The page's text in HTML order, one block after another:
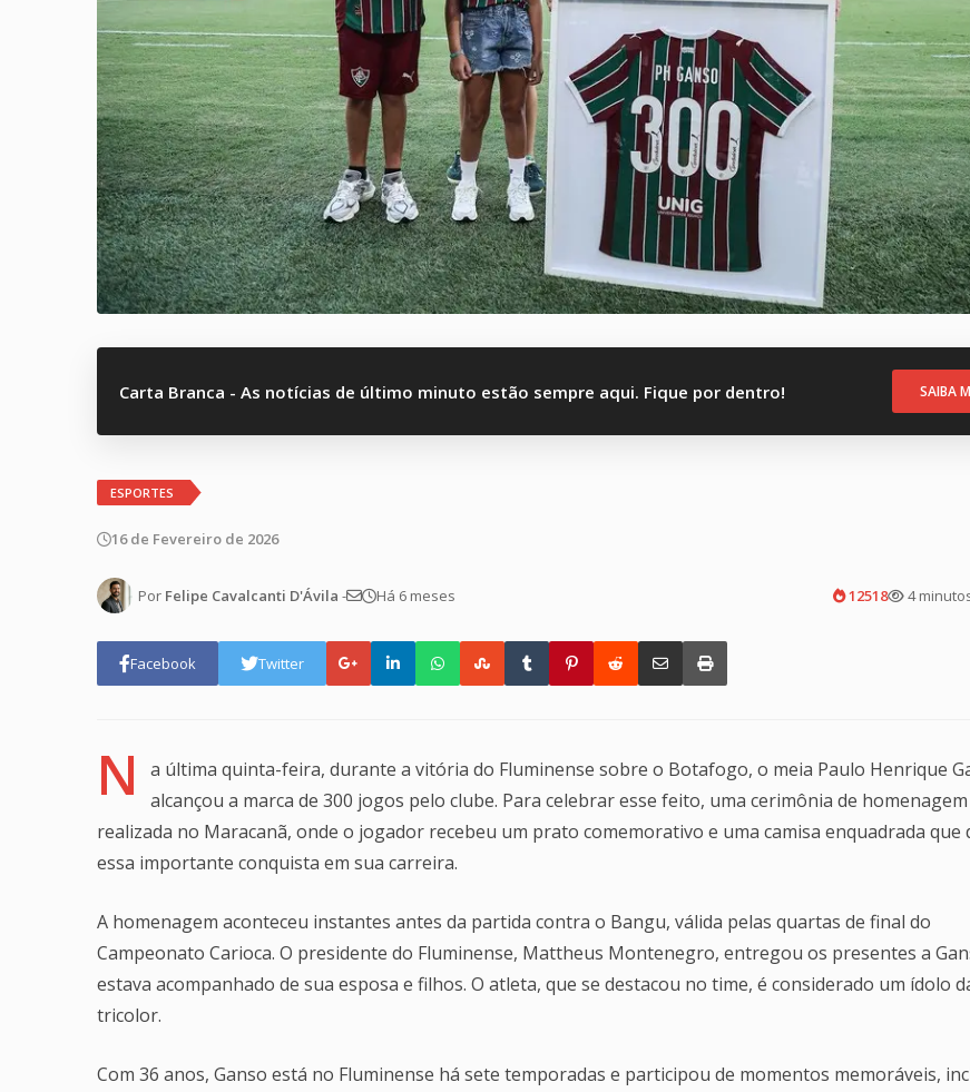
Carta Branca - As notícias de último minuto estão sempre aqui. Fique por dentro! SAIBA
ESPORTES
16 de Fevereiro de 2026
Por Felipe Cavalcanti D'Ávila - Há 6 meses 12518 4
Facebook Twitter
N
a última quinta-feira, durante a vitória do Fluminense sobre o Botafogo, o meia Paulo Henrique
alcançou a marca de 300 jogos pelo clube. Para celebrar esse feito, uma cerimônia de
realizada no Maracanã, onde o jogador recebeu um prato comemorativo e uma camisa enquadrada que
essa importante conquista em sua carreira.
A homenagem aconteceu instantes antes da partida contra o Bangu, válida pelas quartas de final do
Campeonato Carioca. O presidente do Fluminense, Mattheus Montenegro, entregou os presentes a
estava acompanhado de sua esposa e filhos. O atleta, que se destacou no time, é considerado um ídolo
tricolor.
Com 36 anos, Ganso está no Fluminense há sete temporadas e participou de momentos memoráveis,